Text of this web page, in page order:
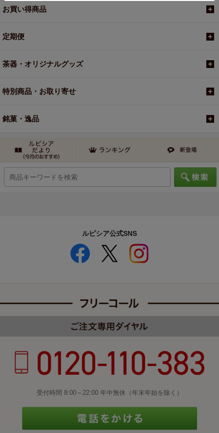
8542 ラムネ＜季節限定のお茶＞
9224 CONSTANTIA
9229 Bonne Chance !
9538 Sur la Lune
お買い得商品
定期便
茶器・オリジナルグッズ
特別商品・お取り寄せ
銘菓・逸品
ルピシア公式SNS
受付時間 8:00～22:00 年中無休（年末年始を除く）